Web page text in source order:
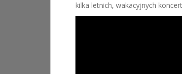
kilka letnich, wakacyjnych